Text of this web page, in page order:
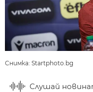
Снимка: Startphoto.bg
Слушай